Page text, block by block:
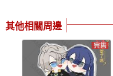
其他相關周邊